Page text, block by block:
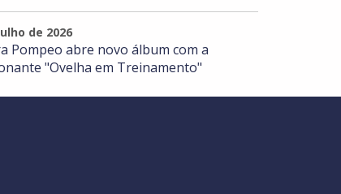
de 2026
Pompeo abre novo álbum com a
"Ovelha em Treinamento"